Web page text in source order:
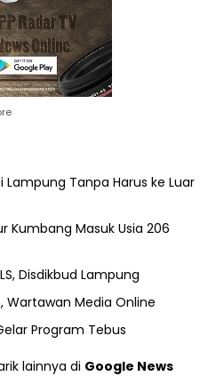
Lampung Tanpa Harus ke Luar
Kumbang Masuk Usia 206
Disdikbud Lampung
Wartawan Media Online
Program Tebus
lainnya di Google News